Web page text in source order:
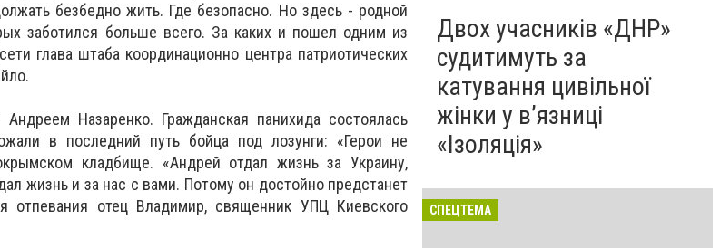
безбедно жить. Где безопасно. Но здесь - родной
заботился больше всего. За каких и пошел одним из
глава штаба координационно центра патриотических
Назаренко. Гражданская панихида состоялась
в последний путь бойца под лозунги: «Герои не
кладбище. «Андрей отдал жизнь за Украину,
жизнь и за нас с вами. Потому он достойно предстанет
отпевания отец Владимир, священник УПЦ Киевского
Двох учасників «ДНР»
судитимуть за
катування цивільної
жінки у в’язниці
«Ізоляція»
СПЕЦТЕМА